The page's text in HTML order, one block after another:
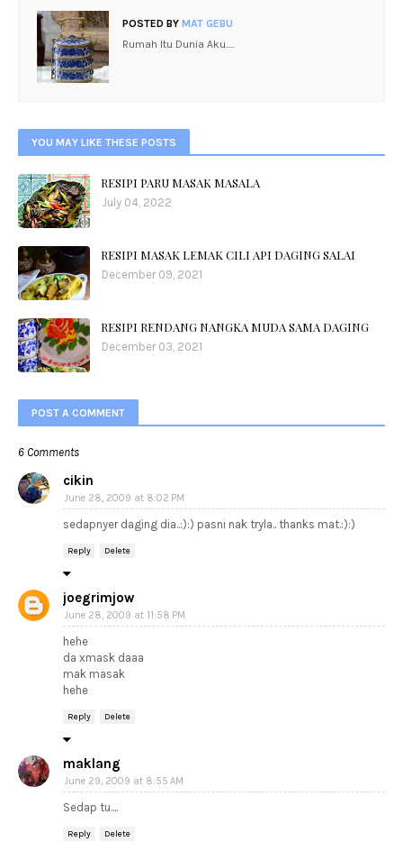
POSTED BY MAT GEBU
Rumah Itu Dunia Aku.....
YOU MAY LIKE THESE POSTS
RESIPI PARU MASAK MASALA
July 04, 2022
RESIPI MASAK LEMAK CILI API DAGING SALAI
December 09, 2021
RESIPI RENDANG NANGKA MUDA SAMA DAGING
December 03, 2021
POST A COMMENT
6 Comments
cikin
June 28, 2009 at 8:02 PM
sedapnyer daging dia..:):) pasni nak tryla.. thanks mat.:):)
Reply Delete
joegrimjow
June 28, 2009 at 11:58 PM
hehe
da xmask daaa
mak masak
hehe
Reply Delete
maklang
June 29, 2009 at 8:55 AM
Sedap tu....
Reply Delete